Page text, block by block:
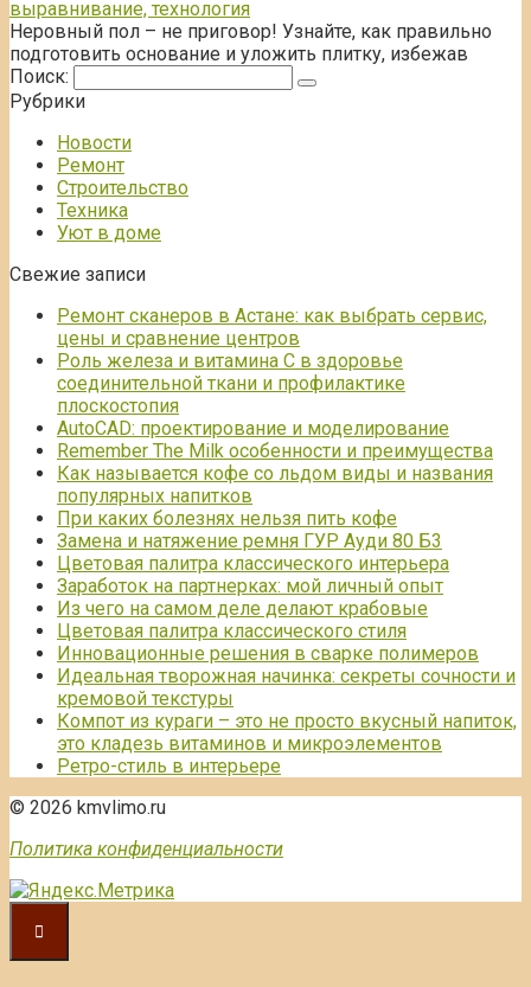
выравнивание, технология
Неровный пол – не приговор! Узнайте, как правильно
подготовить основание и уложить плитку, избежав
Поиск:
Рубрики
Новости
Ремонт
Строительство
Техника
Уют в доме
Свежие записи
Ремонт сканеров в Астане: как выбрать сервис,
цены и сравнение центров
Роль железа и витамина С в здоровье
соединительной ткани и профилактике
плоскостопия
AutoCAD: проектирование и моделирование
Remember The Milk особенности и преимущества
Как называется кофе со льдом виды и названия
популярных напитков
При каких болезнях нельзя пить кофе
Замена и натяжение ремня ГУР Ауди 80 Б3
Цветовая палитра классического интерьера
Заработок на партнерках: мой личный опыт
Из чего на самом деле делают крабовые
Цветовая палитра классического стиля
Инновационные решения в сварке полимеров
Идеальная творожная начинка: секреты сочности и
кремовой текстуры
Компот из кураги – это не просто вкусный напиток,
это кладезь витаминов и микроэлементов
Ретро-стиль в интерьере
© 2026 kmvlimo.ru
Политика конфиденциальности